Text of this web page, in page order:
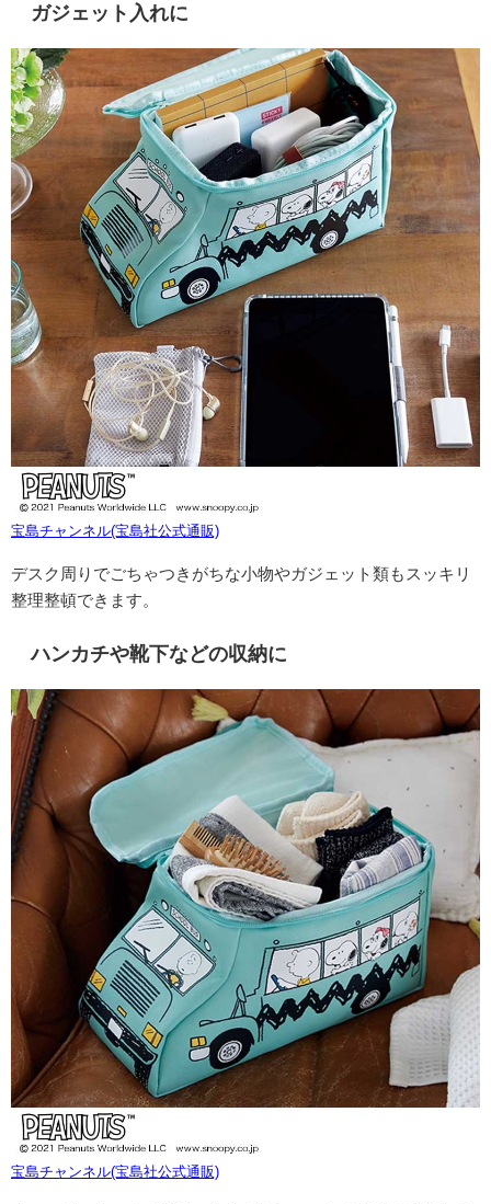
ガジェット入れに
宝島チャンネル(宝島社公式通販)
デスク周りでごちゃつきがちな小物やガジェット類もスッキリ
整理整頓できます。
ハンカチや靴下などの収納に
宝島チャンネル(宝島社公式通販)